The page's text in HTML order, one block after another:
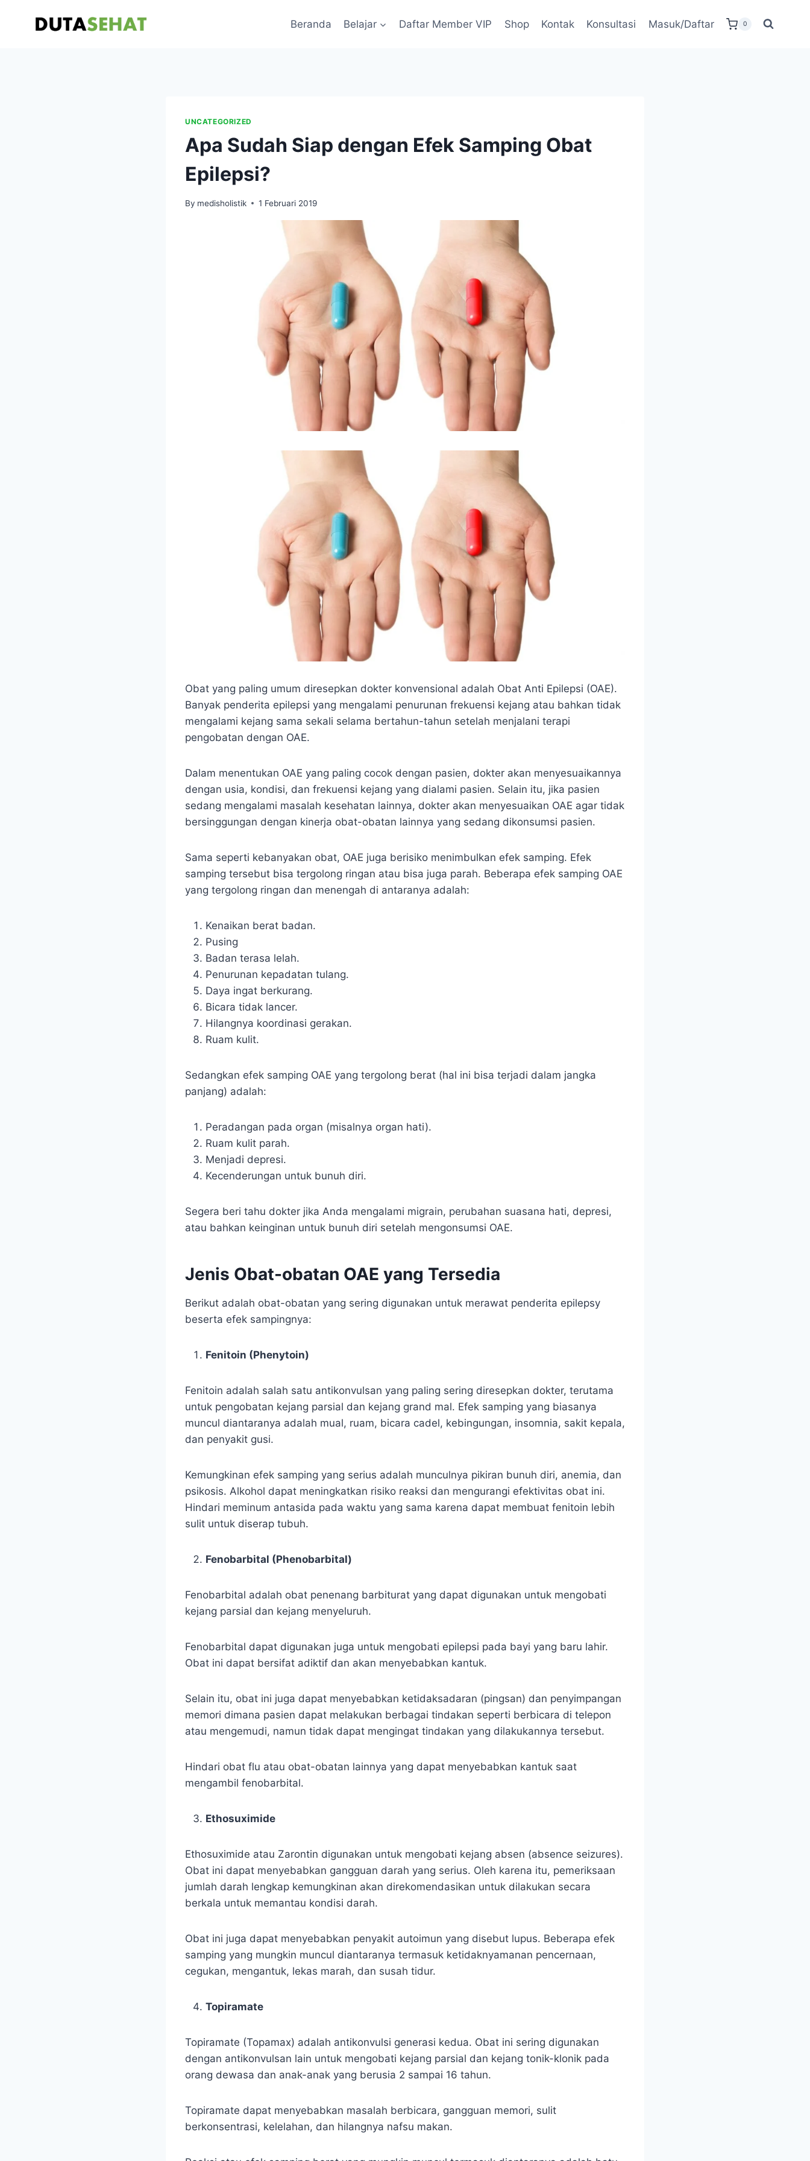
Beranda Belajar Daftar Member VIP Shop Kontak Konsultasi Masuk/Daftar 0
UNCATEGORIZED
Apa Sudah Siap dengan Efek Samping Obat
Epilepsi?
By medisholistik 1 Februari 2019
Obat yang paling umum diresepkan dokter konvensional adalah Obat Anti Epilepsi (OAE).
Banyak penderita epilepsi yang mengalami penurunan frekuensi kejang atau bahkan tidak
mengalami kejang sama sekali selama bertahun-tahun setelah menjalani terapi
pengobatan dengan OAE.
Dalam menentukan OAE yang paling cocok dengan pasien, dokter akan menyesuaikannya
dengan usia, kondisi, dan frekuensi kejang yang dialami pasien. Selain itu, jika pasien
sedang mengalami masalah kesehatan lainnya, dokter akan menyesuaikan OAE agar tidak
bersinggungan dengan kinerja obat-obatan lainnya yang sedang dikonsumsi pasien.
Sama seperti kebanyakan obat, OAE juga berisiko menimbulkan efek samping. Efek
samping tersebut bisa tergolong ringan atau bisa juga parah. Beberapa efek samping OAE
yang tergolong ringan dan menengah di antaranya adalah:
Kenaikan berat badan.
Pusing
Badan terasa lelah.
Penurunan kepadatan tulang.
Daya ingat berkurang.
Bicara tidak lancer.
Hilangnya koordinasi gerakan.
Ruam kulit.
Sedangkan efek samping OAE yang tergolong berat (hal ini bisa terjadi dalam jangka
panjang) adalah:
Peradangan pada organ (misalnya organ hati).
Ruam kulit parah.
Menjadi depresi.
Kecenderungan untuk bunuh diri.
Segera beri tahu dokter jika Anda mengalami migrain, perubahan suasana hati, depresi,
atau bahkan keinginan untuk bunuh diri setelah mengonsumsi OAE.
Jenis Obat-obatan OAE yang Tersedia
Berikut adalah obat-obatan yang sering digunakan untuk merawat penderita epilepsy
beserta efek sampingnya:
Fenitoin (Phenytoin)
Fenitoin adalah salah satu antikonvulsan yang paling sering diresepkan dokter, terutama
untuk pengobatan kejang parsial dan kejang grand mal. Efek samping yang biasanya
muncul diantaranya adalah mual, ruam, bicara cadel, kebingungan, insomnia, sakit kepala,
dan penyakit gusi.
Kemungkinan efek samping yang serius adalah munculnya pikiran bunuh diri, anemia, dan
psikosis. Alkohol dapat meningkatkan risiko reaksi dan mengurangi efektivitas obat ini.
Hindari meminum antasida pada waktu yang sama karena dapat membuat fenitoin lebih
sulit untuk diserap tubuh.
Fenobarbital (Phenobarbital)
Fenobarbital adalah obat penenang barbiturat yang dapat digunakan untuk mengobati
kejang parsial dan kejang menyeluruh.
Fenobarbital dapat digunakan juga untuk mengobati epilepsi pada bayi yang baru lahir.
Obat ini dapat bersifat adiktif dan akan menyebabkan kantuk.
Selain itu, obat ini juga dapat menyebabkan ketidaksadaran (pingsan) dan penyimpangan
memori dimana pasien dapat melakukan berbagai tindakan seperti berbicara di telepon
atau mengemudi, namun tidak dapat mengingat tindakan yang dilakukannya tersebut.
Hindari obat flu atau obat-obatan lainnya yang dapat menyebabkan kantuk saat
mengambil fenobarbital.
Ethosuximide
Ethosuximide atau Zarontin digunakan untuk mengobati kejang absen (absence seizures).
Obat ini dapat menyebabkan gangguan darah yang serius. Oleh karena itu, pemeriksaan
jumlah darah lengkap kemungkinan akan direkomendasikan untuk dilakukan secara
berkala untuk memantau kondisi darah.
Obat ini juga dapat menyebabkan penyakit autoimun yang disebut lupus. Beberapa efek
samping yang mungkin muncul diantaranya termasuk ketidaknyamanan pencernaan,
cegukan, mengantuk, lekas marah, dan susah tidur.
Topiramate
Topiramate (Topamax) adalah antikonvulsi generasi kedua. Obat ini sering digunakan
dengan antikonvulsan lain untuk mengobati kejang parsial dan kejang tonik-klonik pada
orang dewasa dan anak-anak yang berusia 2 sampai 16 tahun.
Topiramate dapat menyebabkan masalah berbicara, gangguan memori, sulit
berkonsentrasi, kelelahan, dan hilangnya nafsu makan.